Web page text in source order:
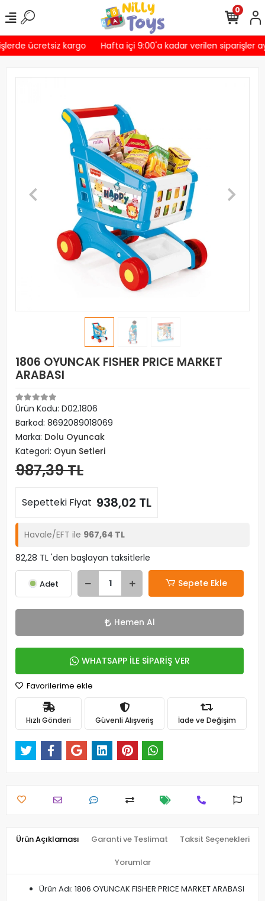
ücretsiz kargo Hafta içi 9:00'a kadar verilen siparişler
0
1806 OYUNCAK FISHER PRICE MARKET
ARABASI
Ürün Kodu: D02.1806
Barkod: 8692089018069
Marka: Dolu Oyuncak
Kategori: Oyun Setleri
987,39 TL
Sepetteki Fiyat 938,02 TL
Havale/EFT ile 967,64 TL
82,28 TL 'den başlayan taksitlerle
Adet Sepete Ekle
Hemen Al
WHATSAPP İLE SİPARİŞ VER
Favorilerime ekle
Hızlı Gönderi Güvenli Alışveriş İade ve Değişim
Ürün Açıklaması Garanti ve Teslimat Taksit Seçenekleri
Yorumlar
Ürün Adı: 1806 OYUNCAK FISHER PRICE MARKET ARABASI